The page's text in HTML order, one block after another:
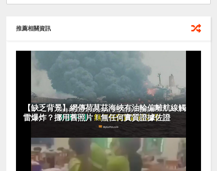
推薦相關資訊
【缺乏背景】網傳荷莫茲海峽有油輪偏離航線觸
雷爆炸？挪用舊照片！無任何實質證據佐證